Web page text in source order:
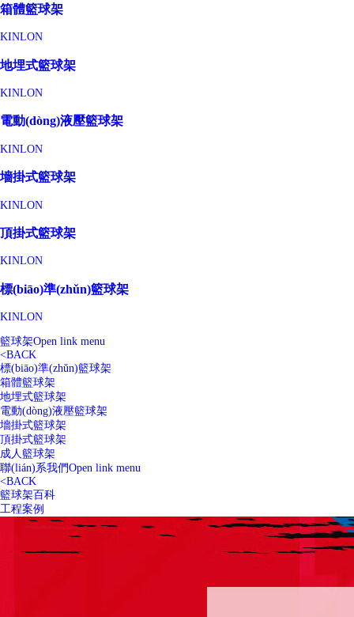
箱體籃球架
KINLON
地埋式籃球架
KINLON
電動(dòng)液壓籃球架
KINLON
墻掛式籃球架
KINLON
頂掛式籃球架
KINLON
標(biāo)準(zhǔn)籃球架
KINLON
籃球架Open link menu
<BACK
標(biāo)準(zhǔn)籃球架
箱體籃球架
地埋式籃球架
電動(dòng)液壓籃球架
墻掛式籃球架
頂掛式籃球架
成人籃球架
聯(lián)系我們Open link menu
<BACK
籃球架百科
工程案例